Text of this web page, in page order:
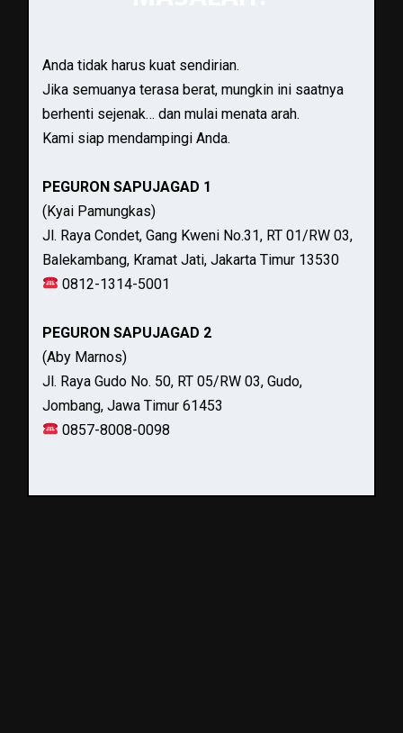
Anda tidak harus kuat sendirian.
Jika semuanya terasa berat, mungkin ini saatnya
berhenti sejenak… dan mulai menata arah.
Kami siap mendampingi Anda.
PEGURON SAPUJAGAD 1
(Kyai Pamungkas)
Jl. Raya Condet, Gang Kweni No.31, RT 01/RW 03,
Balekambang, Kramat Jati, Jakarta Timur 13530
0812-1314-5001
PEGURON SAPUJAGAD 2
(Aby Marnos)
Jl. Raya Gudo No. 50, RT 05/RW 03, Gudo,
Jombang, Jawa Timur 61453
0857-8008-0098